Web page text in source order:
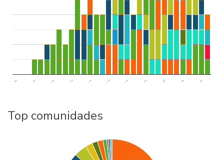
.. .. .. .. .. .. .. .. .. .. ..
Top comunidades